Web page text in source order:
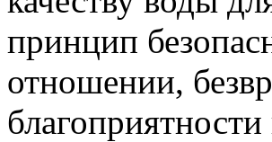
принцип
отношении,